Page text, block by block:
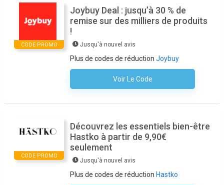
CODE PROMO
Joybuy Deal : jusqu’à 30 % de
remise sur des milliers de produits
!
Jusqu'à nouvel avis
Plus de codes de réduction Joybuy
Voir Le Code
Aucun Code N'est Nécessaire
CODE PROMO
Découvrez les essentiels bien-être
Hastko à partir de 9,90€
seulement
Jusqu'à nouvel avis
Plus de codes de réduction Hastko